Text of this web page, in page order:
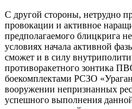
С другой стороны, нетрудно
провокации и активное
предполагаемого блицкрига
условиях начала активной
сможет и в силу
противоракетного зонтика
боекомплектами РСЗО
вооружении непризнанных
успешного выполнения данной